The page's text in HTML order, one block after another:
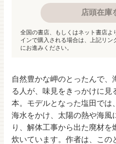
自然豊かな岬のとったんで、
る人が、味見をきっかけに
本。モデルとなった塩田では
海水をかけ、太陽の熱や海風
り、解体工事から出た廃材
炊いています。作者は、この
店頭在庫
全国の書店、もしくはネット書店よ
インで購入される場合は、上記リン
にお進みください。